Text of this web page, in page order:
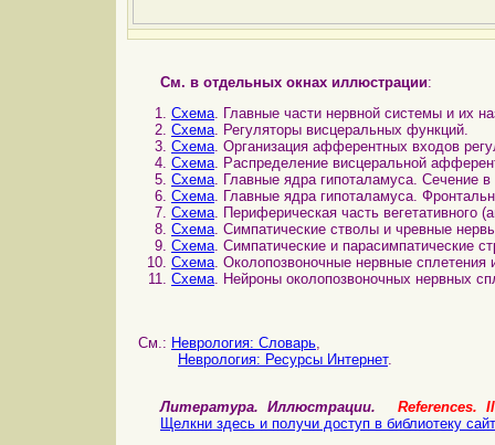
См. в отдельных окнах иллюстрации:
Схема. Главные части нервной системы и их
Схема. Регуляторы висцеральных функций.
Схема. Организация афферентных входов
Схема. Распределение висцеральной
Схема. Главные ядра гипоталамуса. Сечение в
Схема. Главные ядра гипоталамуса.
Схема. Периферическая часть вегетативного
Схема. Симпатические стволы и чревные
Схема. Симпатические и парасимпатические
Схема. Околопозвоночные нервные
Схема. Нейроны околопозвоночных нервных
См.: Неврология: Словарь,
Неврология: Ресурсы Интернет.
Литература. Иллюстрации. References.
Щелкни здесь и получи доступ в библиотеку